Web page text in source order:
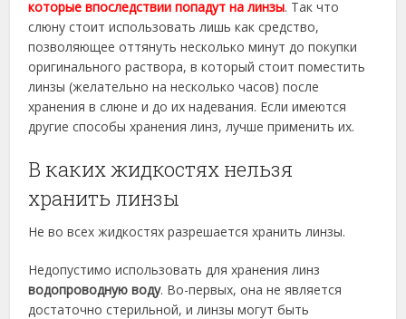
которые впоследствии попадут на линзы. Так что
слюну стоит использовать лишь как средство,
позволяющее оттянуть несколько минут до покупки
оригинального раствора, в который стоит поместить
линзы (желательно на несколько часов) после
хранения в слюне и до их надевания. Если имеются
другие способы хранения линз, лучше применить их.
В каких жидкостях нельзя
хранить линзы
Не во всех жидкостях разрешается хранить линзы.
Недопустимо использовать для хранения линз
водопроводную воду. Во-первых, она не является
достаточно стерильной, и линзы могут быть